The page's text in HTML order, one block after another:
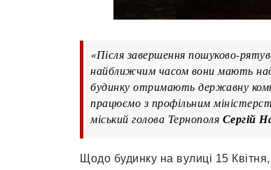
«Після завершення пошуково-
найближчим часом вони мають
будинку отримають державну
працюємо з профільним
міський голова Тернополя Сергій
Щодо будинку на вулиці 15